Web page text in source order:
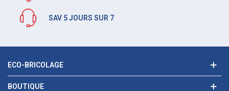
SAV 5 JOURS SUR 7
ECO-BRICOLAGE
BOUTIQUE